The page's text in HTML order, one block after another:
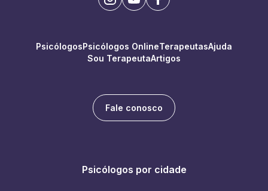
PsicólogosPsicólogos OnlineTerapeutasAjuda
Sou TerapeutaArtigos
Fale conosco
Psicólogos por cidade